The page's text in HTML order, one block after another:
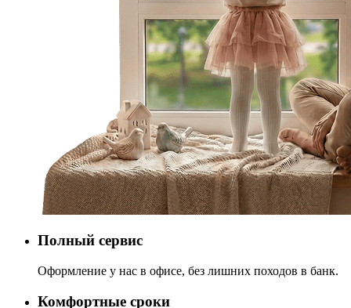
Полный сервис
Оформление у нас в офисе, без лишних походов в банк.
Комфортные сроки